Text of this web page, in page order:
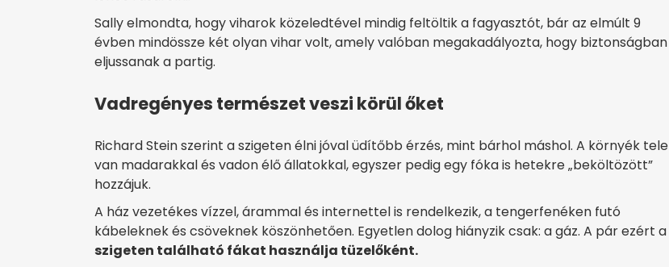
Sally elmondta, hogy viharok közeledtével mindig feltöltik a fagyasztót, bár az elmúlt 9
évben mindössze két olyan vihar volt, amely valóban megakadályozta, hogy biztonságban
eljussanak a partig.
Vadregényes természet veszi körül őket
Richard Stein szerint a szigeten élni jóval üdítőbb érzés, mint bárhol máshol. A környék tele
van madarakkal és vadon élő állatokkal, egyszer pedig egy fóka is hetekre „beköltözött”
hozzájuk.
A ház vezetékes vízzel, árammal és internettel is rendelkezik, a tengerfenéken futó
kábeleknek és csöveknek köszönhetően. Egyetlen dolog hiányzik csak: a gáz. A pár ezért a
szigeten található fákat használja tüzelőként.